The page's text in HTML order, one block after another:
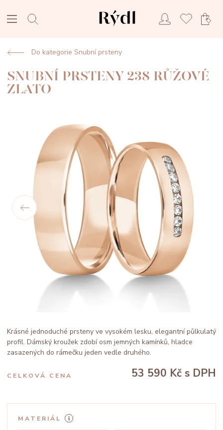
Do kategorie Snubní prsteny
SNUBNÍ PRSTENY 238 RŮŽOVÉ
ZLATO
Krásné jednoduché prsteny ve vysokém lesku, elegantní půlkulatý
profil. Dámský kroužek zdobí osm jemných kamínků, hladce
zasazených do rámečku jeden vedle druhého.
CELKOVÁ CENA 53 590 Kč s DPH
MATERIÁL